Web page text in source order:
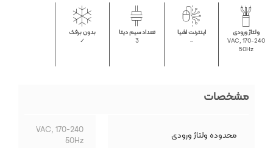
ولتاژ ورودی
170-240 VAC,
50Hz
اینترنت اشیا
–
تعداد سیم دیتا
3
بدون برفک
✓
مشخصات
محدوده ولتاژ ورودی 170-240 VAC,
50Hz